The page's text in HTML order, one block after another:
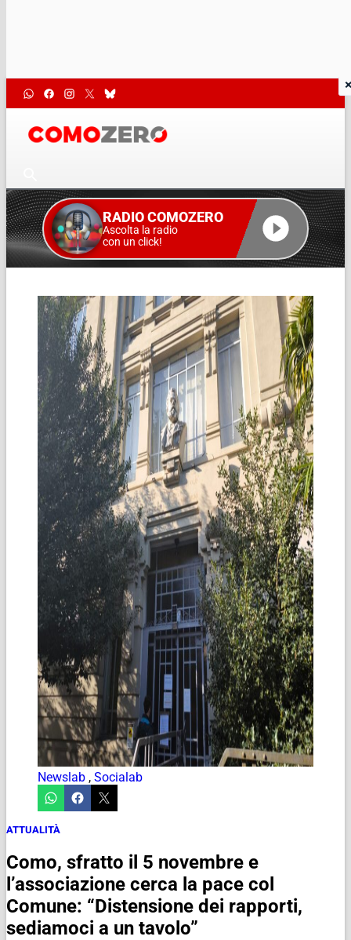
RADIO COMOZERO
Ascolta la radio
con un click!
Newslab , Socialab
ATTUALITÀ
Como, sfratto il 5 novembre e
l’associazione cerca la pace col
Comune: “Distensione dei rapporti,
sediamoci a un tavolo”